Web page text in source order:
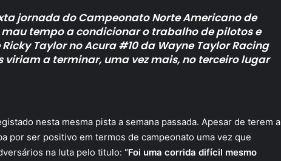
jornada do Campeonato Norte Americano de
tempo a condicionar o trabalho de pilotos e
Taylor no Acura #10 da Wayne Taylor Racing
viriam a terminar, uma vez mais, no terceiro lugar
nesta mesma pista a semana passada. Apesar de terem a
por ser positivo em termos de campeonato uma vez que
na luta pelo titulo: “Foi uma corrida difícil mesmo